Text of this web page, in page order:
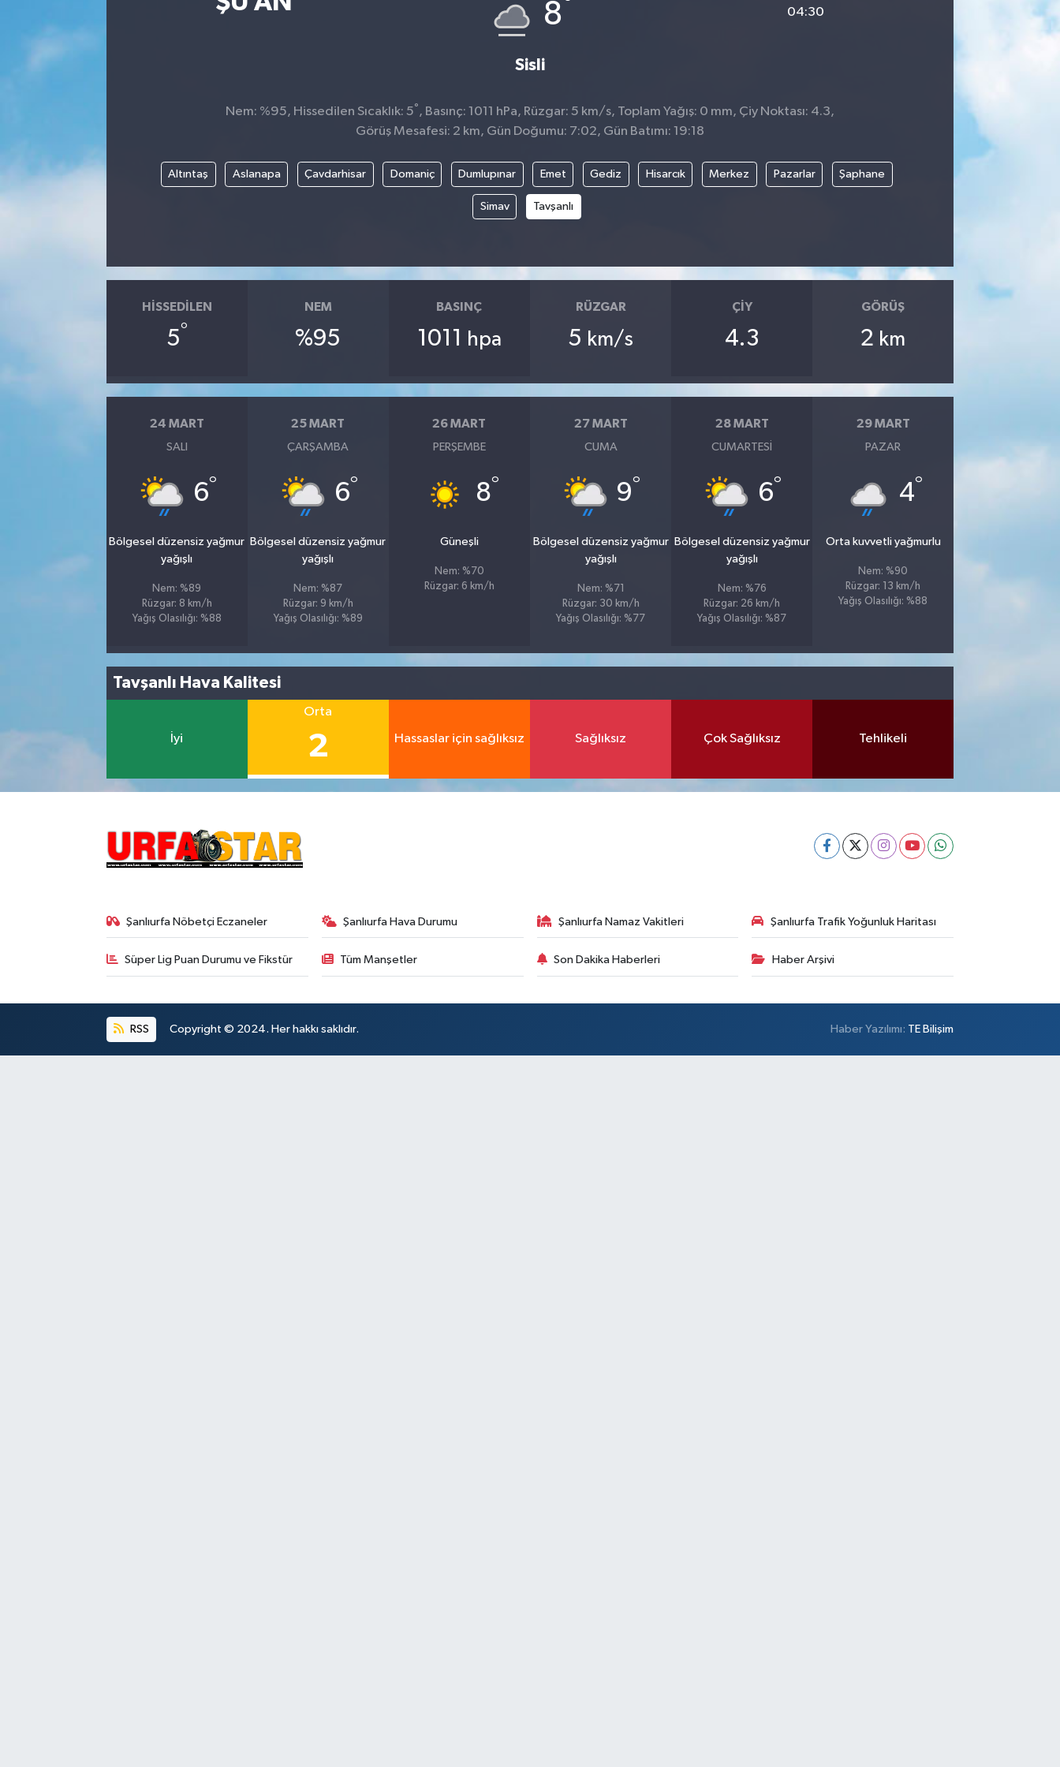
8
Sisli
04:30
Nem: %95, Hissedilen Sıcaklık: 5° , Basınç: 1011 hPa, Rüzgar: 5 km/s, Toplam Yağış: 0 mm, Çiy Noktası: 4.3,
Görüş Mesafesi: 2 km, Gün Doğumu: 7:02, Gün Batımı: 19:18
Altıntaş Aslanapa Çavdarhisar Domaniç Dumlupınar Emet Gediz Hisarcık Merkez Pazarlar Şaphane
Simav Tavşanlı
HISSEDILEN
5°
NEM
%95
BASINÇ
1011 hpa
RÜZGAR
5 km/s
ÇIY
4.3
GÖRÜŞ
2 km
24 MART
SALI
6°
Bölgesel düzensiz yağmur
yağışlı
Nem: %89
Rüzgar: 8 km/h
Yağış Olasılığı: %88
25 MART
ÇARŞAMBA
6°
Bölgesel düzensiz yağmur
yağışlı
Nem: %87
Rüzgar: 9 km/h
Yağış Olasılığı: %89
26 MART
PERŞEMBE
8°
Güneşli
Nem: %70
Rüzgar: 6 km/h
27 MART
CUMA
9°
Bölgesel düzensiz yağmur
yağışlı
Nem: %71
Rüzgar: 30 km/h
Yağış Olasılığı: %77
28 MART
CUMARTESI
6°
Bölgesel düzensiz yağmur
yağışlı
Nem: %76
Rüzgar: 26 km/h
Yağış Olasılığı: %87
29 MART
PAZAR
4°
Orta kuvvetli yağmurlu
Nem: %90
Rüzgar: 13 km/h
Yağış Olasılığı: %88
Tavşanlı Hava Kalitesi
İyi
Orta
2 Hassaslar için sağlıksız Sağlıksız Çok Sağlıksız Tehlikeli
Şanlıurfa Nöbetçi Eczaneler Şanlıurfa Hava Durumu Şanlıurfa Namaz Vakitleri Şanlıurfa Trafik Yoğunluk Haritası
Süper Lig Puan Durumu ve Fikstür Tüm Manşetler Son Dakika Haberleri Haber Arşivi
RSS Copyright © 2024. Her hakkı saklıdır. Haber Yazılımı: TE Bilişim